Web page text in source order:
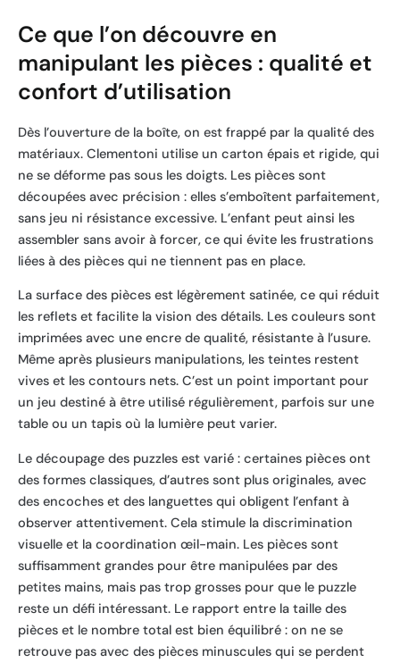
Ce que l’on découvre en
manipulant les pièces : qualité et
confort d’utilisation
Dès l’ouverture de la boîte, on est frappé par la qualité des
matériaux. Clementoni utilise un carton épais et rigide, qui
ne se déforme pas sous les doigts. Les pièces sont
découpées avec précision : elles s’emboîtent parfaitement,
sans jeu ni résistance excessive. L’enfant peut ainsi les
assembler sans avoir à forcer, ce qui évite les frustrations
liées à des pièces qui ne tiennent pas en place.
La surface des pièces est légèrement satinée, ce qui réduit
les reflets et facilite la vision des détails. Les couleurs sont
imprimées avec une encre de qualité, résistante à l’usure.
Même après plusieurs manipulations, les teintes restent
vives et les contours nets. C’est un point important pour
un jeu destiné à être utilisé régulièrement, parfois sur une
table ou un tapis où la lumière peut varier.
Le découpage des puzzles est varié : certaines pièces ont
des formes classiques, d’autres sont plus originales, avec
des encoches et des languettes qui obligent l’enfant à
observer attentivement. Cela stimule la discrimination
visuelle et la coordination œil-main. Les pièces sont
suffisamment grandes pour être manipulées par des
petites mains, mais pas trop grosses pour que le puzzle
reste un défi intéressant. Le rapport entre la taille des
pièces et le nombre total est bien équilibré : on ne se
retrouve pas avec des pièces minuscules qui se perdent